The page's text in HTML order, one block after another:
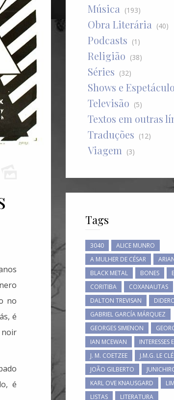
no
é
noir
é
Música (193)
Obra Literária (40)
Podcasts (1)
Religião (38)
Séries (32)
Shows e
Televisão (5)
Textos em outras
Traduções (12)
Viagem (3)
Tags
3040
ALICE MUNRO
A MULHER DE CÉSAR
BLACK METAL
BONES
CORITIBA
COXANAUTAS
DALTON TREVISAN
GABRIEL GARCÍA MÁRQUEZ
GEORGES SIMENON
IAN MCEWAN
INTERESSES
J. M. COETZEE
J.M.G. LE
JOÃO GILBERTO
KARL OVE KNAUSGARD
LISTAS
LITERATURA